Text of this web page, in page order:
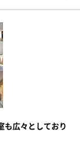
も広々としており